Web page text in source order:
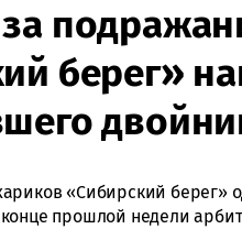
берег»
«Сибирский берег»
прошлой недели